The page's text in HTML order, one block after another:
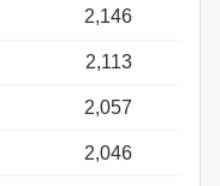
2,146
2,113
2,057
2,046